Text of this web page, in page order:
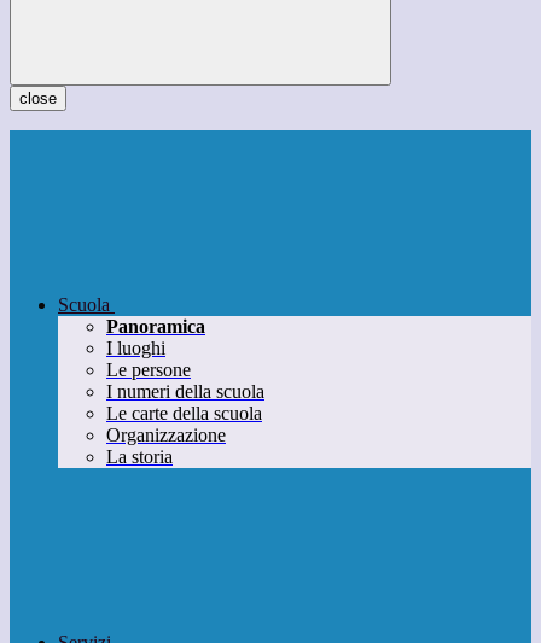
close
Scuola
Panoramica
I luoghi
Le persone
I numeri della scuola
Le carte della scuola
Organizzazione
La storia